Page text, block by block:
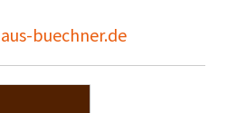
buechner.de